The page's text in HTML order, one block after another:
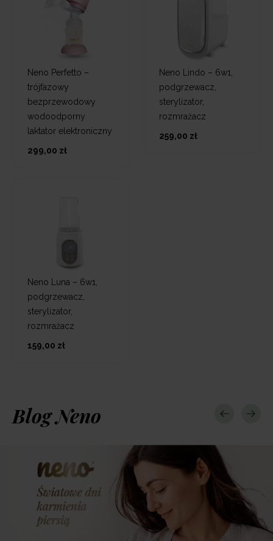
Neno Perfetto –
trójfazowy
bezprzewodowy
wodoodporny
laktator elektroniczny
299,00 zł
Neno Lindo – 6w1,
podgrzewacz,
sterylizator,
rozmrażacz
259,00 zł
Neno Luna – 6w1,
podgrzewacz,
sterylizator,
rozmrażacz
159,00 zł
Blog Neno